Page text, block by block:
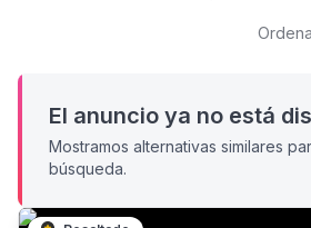
El anuncio ya no está
Mostramos alternativas similares
búsqueda.